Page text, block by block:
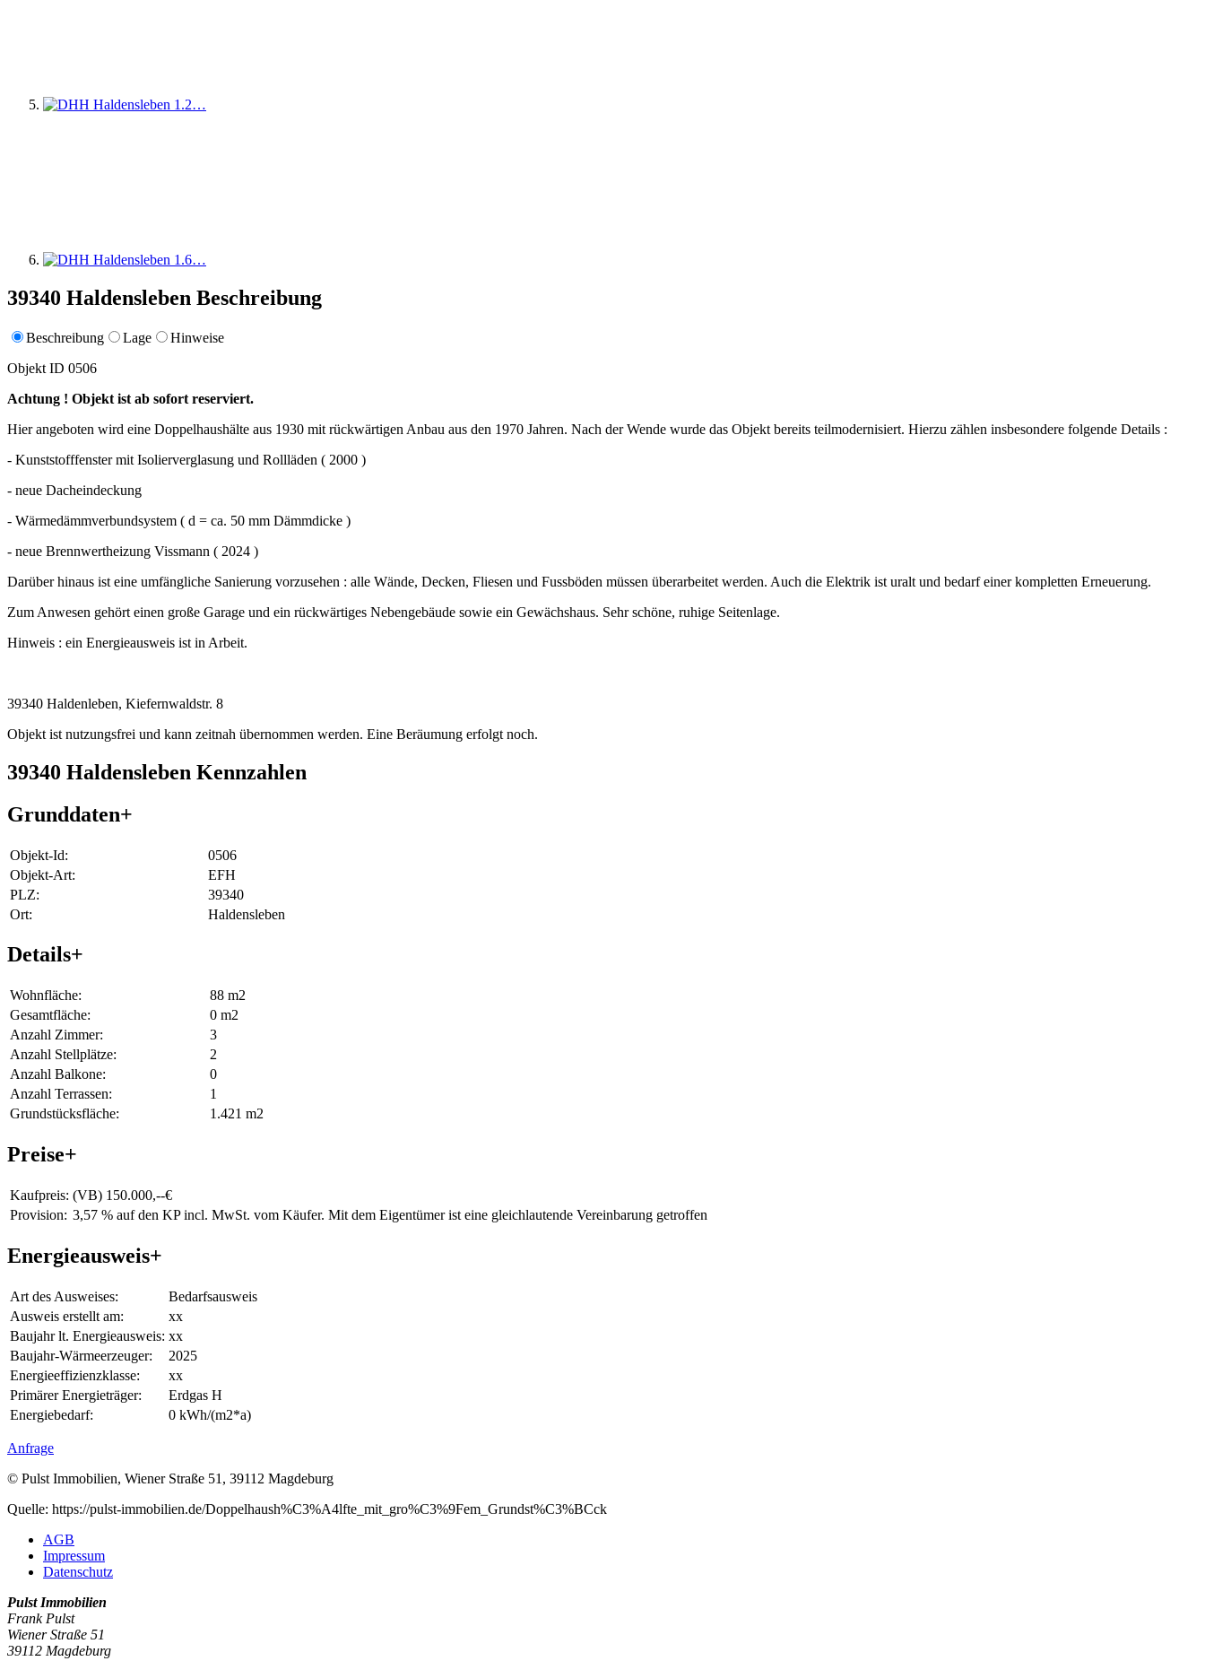
39340 Haldensleben Beschreibung
Beschreibung Lage
Hinweise
Objekt ID 0506
Achtung ! Objekt ist ab sofort reserviert.
Hier angeboten wird eine Doppelhaushälte aus 1930 mit rückwärtigen Anbau aus den 1970 Jahren. Nach der Wende wurde das Objekt bereits teilmodernisiert. Hierzu zählen insbesondere folgende Details :
- Kunststofffenster mit Isolierverglasung und Rollläden ( 2000 )
- neue Dacheindeckung
- Wärmedämmverbundsystem ( d = ca. 50 mm Dämmdicke )
- neue Brennwertheizung Vissmann ( 2024 )
Darüber hinaus ist eine umfängliche Sanierung vorzusehen : alle Wände, Decken, Fliesen und Fussböden müssen überarbeitet werden. Auch die Elektrik ist uralt und bedarf einer kompletten Erneuerung.
Zum Anwesen gehört einen große Garage und ein rückwärtiges Nebengebäude sowie ein Gewächshaus. Sehr schöne, ruhige Seitenlage.
Hinweis : ein Energieausweis ist in Arbeit.
39340 Haldenleben, Kiefernwaldstr. 8
Objekt ist nutzungsfrei und kann zeitnah übernommen werden. Eine Beräumung erfolgt noch.
39340 Haldensleben Kennzahlen
Grunddaten+
Objekt-Id:
0506
Objekt-Art:
EFH
PLZ:
39340
Ort:
Haldensleben
Details+
Wohnfläche:
88 m2
Gesamtfläche:
0 m2
Anzahl Zimmer:
3
Anzahl Stellplätze:
2
Anzahl Balkone:
0
Anzahl Terrassen:
1
Grundstücksfläche:
1.421 m2
Preise+
Kaufpreis: (VB) 150.000,--€
Provision: 3,57 % auf den KP incl. MwSt. vom Käufer. Mit dem Eigentümer ist eine gleichlautende Vereinbarung getroffen
Energieausweis+
Art des Ausweises:
Bedarfsausweis
Ausweis erstellt am:
xx
Baujahr lt. Energieausweis: xx
Baujahr-Wärmeerzeuger:
2025
Energieeffizienzklasse:
xx
Primärer Energieträger:
Erdgas H
Energiebedarf:
0 kWh/(m2*a)
Anfrage
© Pulst Immobilien, Wiener Straße 51, 39112 Magdeburg
Quelle: https://pulst-immobilien.de/Doppelhaush%C3%A4lfte_mit_gro%C3%9Fem_Grundst%C3%BCck
AGB
Impressum
Datenschutz
Pulst Immobilien
Frank Pulst
Wiener Straße 51
39112 Magdeburg